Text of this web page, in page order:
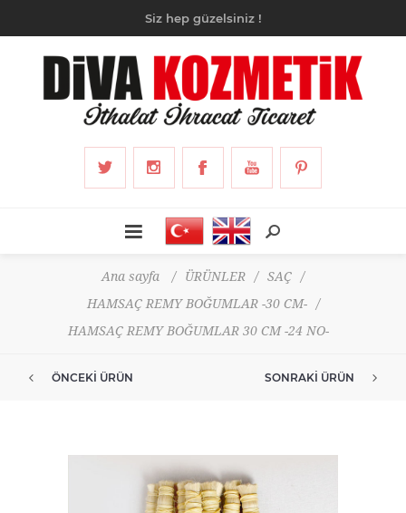
Siz hep güzelsiniz !
Ana sayfa / ÜRÜNLER / SAÇ
/
HAMSAÇ REMY BOĞUMLAR -30 CM-
/
HAMSAÇ REMY BOĞUMLAR 30 CM -24 NO-
ÖNCEKI ÜRÜN SONRAKI ÜRÜN